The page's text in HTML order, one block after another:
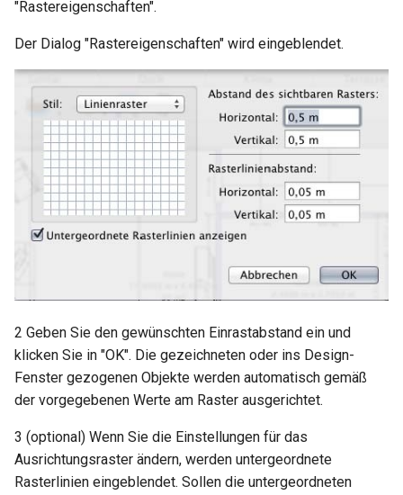
Zauberstab benutzen
Räume mit Vorlagen erstellen
AutoKlick-Platzierung
Wand-Vorlagen
Dachvorlagen konstruieren
Vorlagen für Material und
Farben drucken
Vorlagen-Material und
am Modell befestigen
Fenster stapeln
Zubehör hinzufügen
Wand-Ergänzungen
Erstes Stockwerk
Treppenhaus-
Geländer hinzufügen
Bodenbelag hinzufügen
Frostsensor hinzufügen
Sprechanlage hinzufügen
Batterie-Stromversorgung
hinzufügen
"Rastereigenschaften".
Der Dialog "Rastereigenschaften" wird eingeblendet.
2 Geben Sie den gewünschten Einrastabstand ein und
klicken Sie in "OK". Die gezeichneten oder ins Design-
Fenster gezogenen Objekte werden automatisch gemäß
der vorgegebenen Werte am Raster ausgerichtet.
3 (optional) Wenn Sie die Einstellungen für das
Ausrichtungsraster ändern, werden untergeordnete
Rasterlinien eingeblendet. Sollen die untergeordneten